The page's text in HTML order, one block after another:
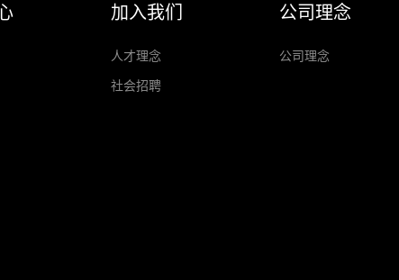
加入我们
人才理念
社会招聘
公司理念
公司理念